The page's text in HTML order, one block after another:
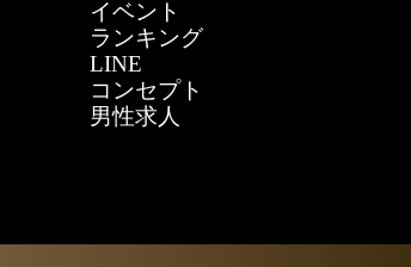
イベント
ランキング
LINE
コンセプト
男性求人